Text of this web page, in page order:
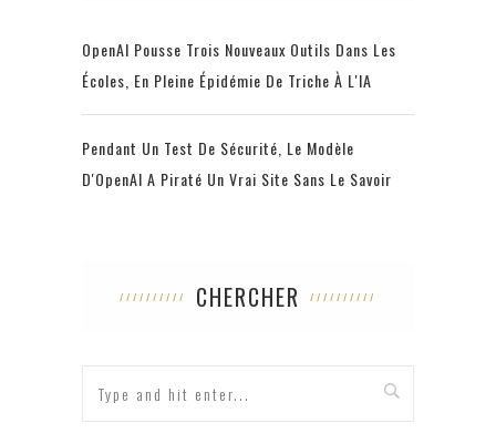
OpenAI Pousse Trois Nouveaux Outils Dans Les
Écoles, En Pleine Épidémie De Triche À L'IA
Pendant Un Test De Sécurité, Le Modèle
D'OpenAI A Piraté Un Vrai Site Sans Le Savoir
CHERCHER